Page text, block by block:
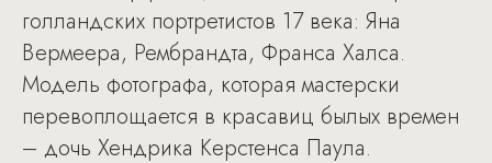
голландских портретистов 17 века: Яна
Вермеера, Рембрандта, Франса Халса.
Модель фотографа, которая мастерски
перевоплощается в красавиц былых времен
– дочь Хендрика Керстенса Паула.